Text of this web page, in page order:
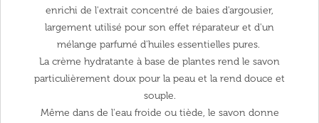
enrichi de l'extrait concentré de baies d'argousier,
largement utilisé pour son effet réparateur et d'un
mélange parfumé d'huiles essentielles pures.
La crème hydratante à base de plantes rend le savon
particulièrement doux pour la peau et la rend douce et
souple.
Même dans de l'eau froide ou tiède, le savon donne